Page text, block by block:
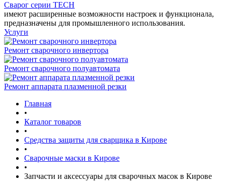
Сварог серии TECH
имеют расширенные возможности настроек и функционала,
предназначены для промышленного использования.
Услуги
Ремонт сварочного инвертора
Ремонт сварочного полуавтомата
Ремонт аппарата плазменной резки
Главная
•
Каталог товаров
•
Средства защиты для сварщика в Кирове
•
Сварочные маски в Кирове
•
Запчасти и аксессуары для сварочных масок в Кирове